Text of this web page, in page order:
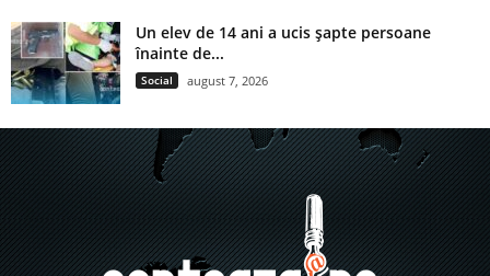
Un elev de 14 ani a ucis șapte persoane
înainte de...
Social august 7, 2026